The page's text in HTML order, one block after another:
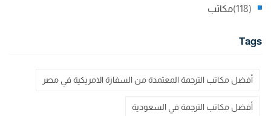
مكاتب (118)
Tags
أفضل مكاتب الترجمة المعتمدة من السفارة الامريكية في مصر
أفضل مكاتب الترجمة في السعودية